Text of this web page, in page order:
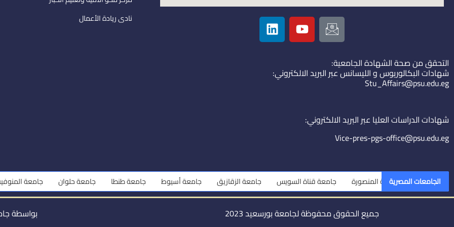
I
c
o
-
e
i
Y
o
u
u
b
L
i
n
التحقق من صحة الشهادة الجامعية:
شهادات البكالوريوس و الليسانس عبر البريد الالكتروني:
Stu_Affairs@psu.edu.eg
شهادات الدراسات العليا عبر البريد الالكتروني:
Vice-pres-pgs-office@psu.edu.eg
نادى ريادة الأعمال
الجامعات المصرية جامعة قناة السويس جامعة الزقازيق جامعة أسيوط جامعة طنطا جامعة حلوان جامعة المنوفية
جميع الحقوق محفوظة لجامعة بورسعيد 2023 بواسطة